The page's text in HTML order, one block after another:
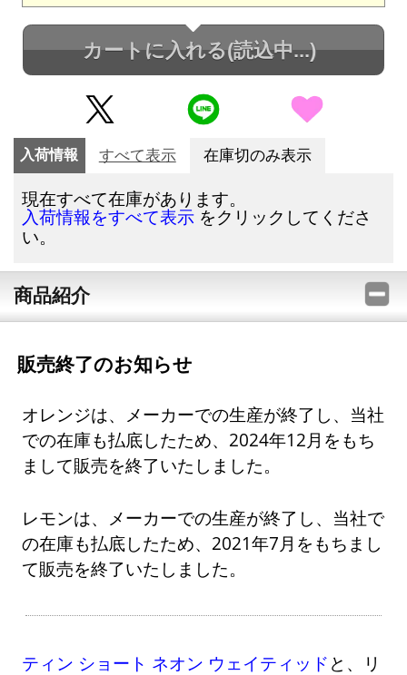
カートに入れる(読込中...)
入荷情報 すべて表示 在庫切のみ表示
現在すべて在庫があります。
入荷情報をすべて表示 をクリックしてくださ
い。
商品紹介
販売終了のお知らせ
オレンジは、メーカーでの生産が終了し、当社
での在庫も払底したため、2024年12月をもち
まして販売を終了いたしました。
レモンは、メーカーでの生産が終了し、当社で
の在庫も払底したため、2021年7月をもちまし
て販売を終了いたしました。
ティン ショート ネオン ウェイティッド と、リ